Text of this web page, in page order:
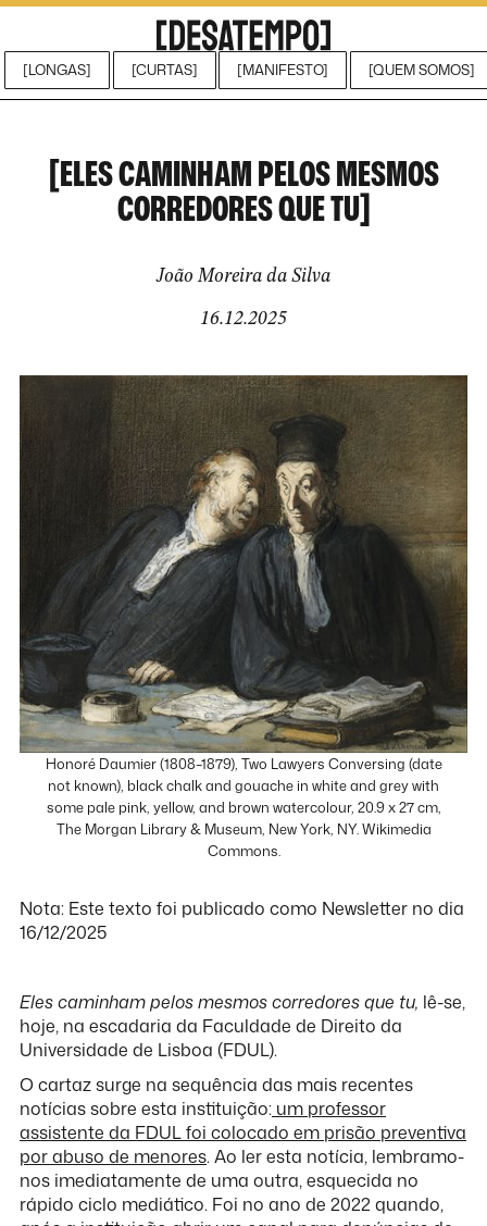
[LONGAS] [CURTAS] [MANIFESTO] [QUEM SOMOS]
[ELES CAMINHAM PELOS MESMOS
CORREDORES QUE TU]
João Moreira da Silva
16.12.2025
Honoré Daumier (1808–1879), Two Lawyers Conversing (date
not known), black chalk and gouache in white and grey with
some pale pink, yellow, and brown watercolour, 20.9 x 27 cm,
The Morgan Library & Museum, New York, NY. Wikimedia
Commons.
Nota: Este texto foi publicado como Newsletter no dia
16/12/2025
Eles caminham pelos mesmos corredores que tu, lê-se,
hoje, na escadaria da Faculdade de Direito da
Universidade de Lisboa (FDUL).
O cartaz surge na sequência das mais recentes
notícias sobre esta instituição: um professor
assistente da FDUL foi colocado em prisão preventiva
por abuso de menores. Ao ler esta notícia, lembramo-
nos imediatamente de uma outra, esquecida no
rápido ciclo mediático. Foi no ano de 2022 quando,